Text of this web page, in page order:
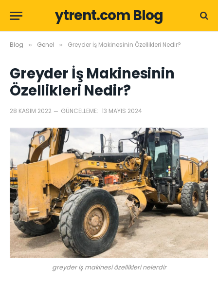
ytrent.com Blog
Blog » Genel » Greyder İş Makinesinin Özellikleri Nedir?
Greyder İş Makinesinin
Özellikleri Nedir?
28 KASIM 2022 GÜNCELLEME: 13 MAYIS 2024
greyder iş makinesi özellikleri nelerdir